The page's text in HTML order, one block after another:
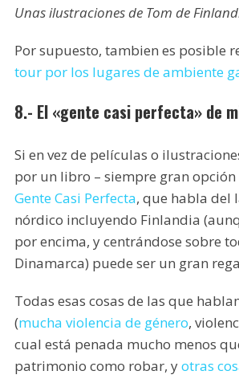
Unas ilustraciones de Tom de
Por supuesto, tambien es posible
tour por los lugares de ambiente
8.- El «gente casi perfecta» de
Si en vez de películas o
por un libro – siempre gran opción
Gente Casi Perfecta, que habla del
nórdico incluyendo Finlandia
por encima, y centrándose sobre
Dinamarca) puede ser un gran
Todas esas cosas de las que
(mucha violencia de género,
cual está penada mucho menos
patrimonio como robar, yotras